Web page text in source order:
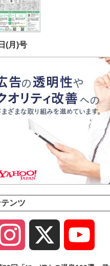
(月)号
ンツ
Instagram